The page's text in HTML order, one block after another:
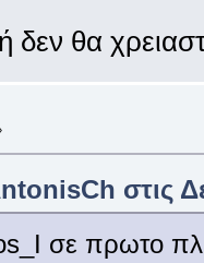
δεν θα
στις
σε πρωτο